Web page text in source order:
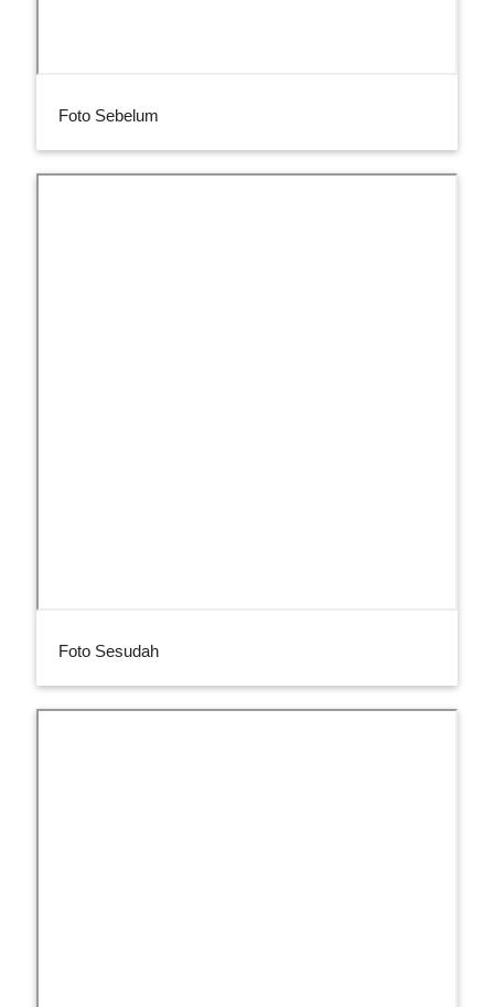
Foto Sebelum
Foto Sesudah